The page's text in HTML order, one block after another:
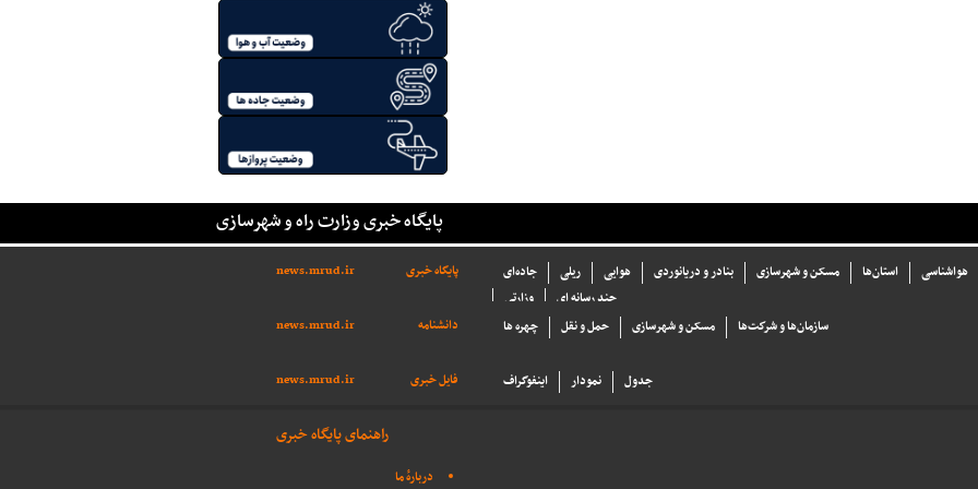
پایگاه خبری وزارت راه و شهرسازی
پایگاه خبری news.mrud.ir جاده‌ای ریلی هوایی بنادر و دریانوردی مسکن و شهرسازی استان‌ها
هواشناسی
وزارتی
چند رسانه ای
دانشنامه
news.mrud.ir چهره ها حمل و نقل مسکن و شهرسازی سازما‌ن‌ها و شركت‌ها
فایل خبری news.mrud.ir اینفوگراف نمودار جدول
راهنمای پایگاه خبری
دربارهٔ ما